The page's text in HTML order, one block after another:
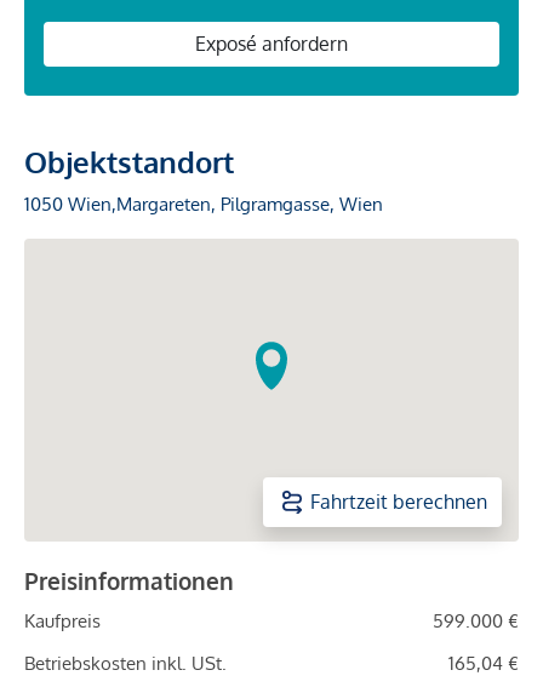
Exposé anfordern
Objektstandort
1050 Wien,Margareten, Pilgramgasse, Wien
Fahrtzeit berechnen
Preisinformationen
Kaufpreis
599.000 €
Betriebskosten inkl. USt.
165,04 €